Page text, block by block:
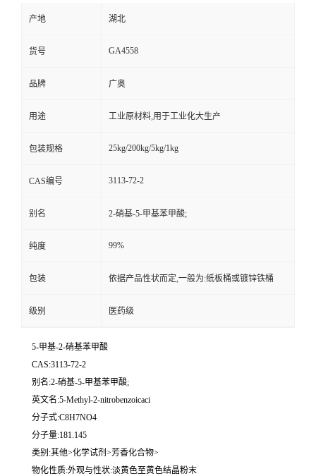
产地 湖北
货号 GA4558
品牌 广奥
用途 工业原材料,用于工业化大生产
包装规格 25kg/200kg/5kg/1kg
CAS编号 3113-72-2
别名 2-硝基-5-甲基苯甲酸;
纯度 99%
包装 依据产品性状而定,一般为:纸板桶或镀锌铁桶
级别 医药级
5-甲基-2-硝基苯甲酸
CAS:3113-72-2
别名:2-硝基-5-甲基苯甲酸;
英文名:5-Methyl-2-nitrobenzoicaci
分子式:C8H7NO4
分子量:181.145
类别:其他>化学试剂>芳香化合物>
物化性质:外观与性状:淡黄色至黄色结晶粉末